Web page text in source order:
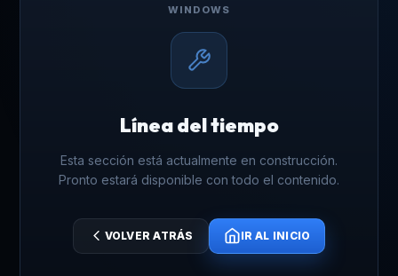
WINDOWS
Línea del tiempo
Esta sección está actualmente en construcción.
Pronto estará disponible con todo el contenido.
VOLVER ATRÁS IR AL INICIO